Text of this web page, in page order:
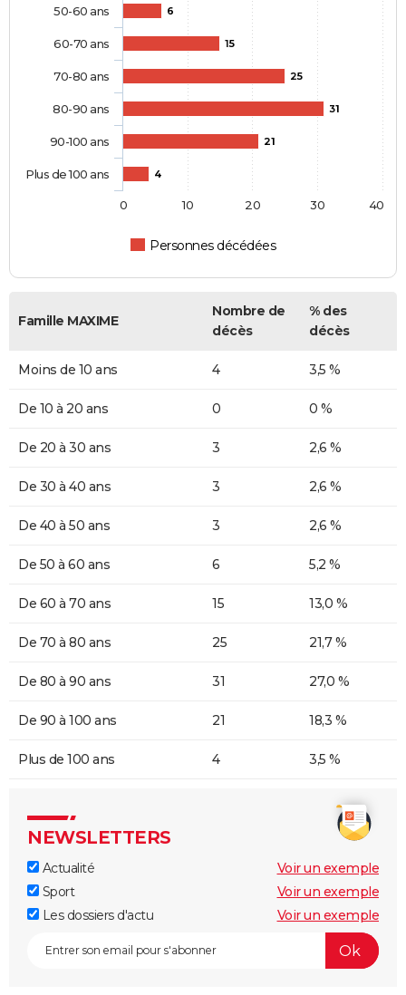
6
15
25
31
21
4
Personnes décédées
50-60 ans
60-70 ans
70-80 ans
80-90 ans
90-100 ans
Plus de 100 ans
0 10 20 30 40
Famille MAXIME
Nombre de
décès
% des
décès
Moins de 10 ans 4 3,5 %
De 10 à 20 ans 0 0 %
De 20 à 30 ans 3 2,6 %
De 30 à 40 ans 3 2,6 %
De 40 à 50 ans 3 2,6 %
De 50 à 60 ans 6 5,2 %
De 60 à 70 ans 15 13,0 %
De 70 à 80 ans 25 21,7 %
De 80 à 90 ans 31 27,0 %
De 90 à 100 ans 21 18,3 %
Plus de 100 ans 4 3,5 %
NEWSLETTERS
Actualité
Voir un exemple
Sport
Voir un exemple
Les dossiers d'actu
Voir un exemple